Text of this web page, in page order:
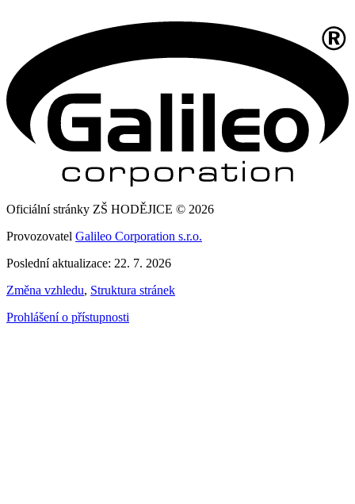
Oficiální stránky ZŠ HODĚJICE © 2026
Provozovatel Galileo Corporation s.r.o.
Poslední aktualizace: 22. 7. 2026
Změna vzhledu, Struktura stránek
Prohlášení o přístupnosti